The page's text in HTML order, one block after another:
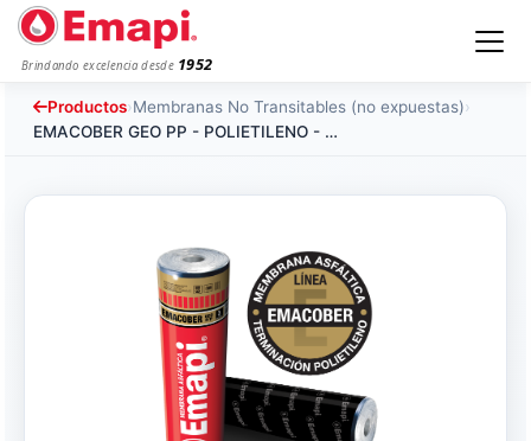
Brindando excelencia desde 1952
Productos›Membranas No Transitables (no expuestas)›
EMACOBER GEO PP - POLIETILENO - 3 mm